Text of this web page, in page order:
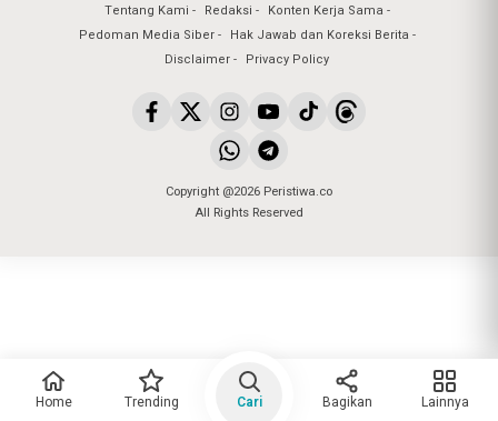
Tentang Kami Redaksi
Konten Kerja Sama
Pedoman Media Siber
Hak Jawab dan Koreksi Berita
Disclaimer
Privacy Policy
Copyright @2026 Peristiwa.co
All Rights Reserved
Home Trending Cari Bagikan Lainnya